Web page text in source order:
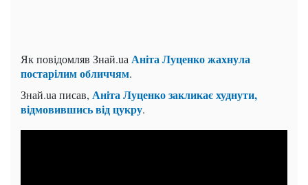
Як повідомляв Знай.uаАніта Луценко жахнула
постарілим обличчям.
Знай.uа писав, Аніта Луценко закликає худнути,
відмовившись від цукру.